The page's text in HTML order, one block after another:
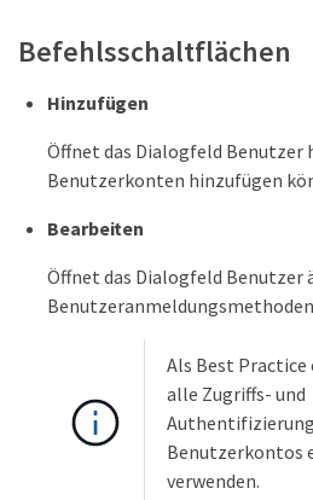
Befehlsschaltflächen
Hinzufügen
Öffnet das Dialogfeld Benutzer
Benutzerkonten hinzufügen
Bearbeiten
Öffnet das Dialogfeld Benutzer
Als Best
alle Zugriffs- und
Benutzerkontos
verwenden.